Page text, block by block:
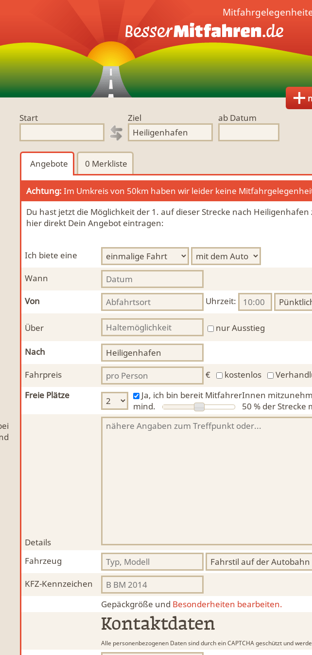
Start
Ziel
ab Datum
Angebote 0 Merkliste
Achtung: Im Umkreis von 50km haben wir leider keine
Du hast jetzt die Möglichkeit der 1. auf dieser Strecke nach
hier direkt Dein Angebot eintragen:
Ich biete eine
Wann
Von Uhrzeit:
Über nur Ausstieg
Nach
Fahrpreis € kostenlos
Freie Plätze
Ja, ich bin bereit MitfahrerInnen
mind.
50 % der Strecke
Details
Fahrzeug
KFZ-Kennzeichen
Gepäckgröße und Besonderheiten bearbeiten.
Kontaktdaten
Alle personenbezogenen Daten sind durch ein CAPTCHA geschützt und